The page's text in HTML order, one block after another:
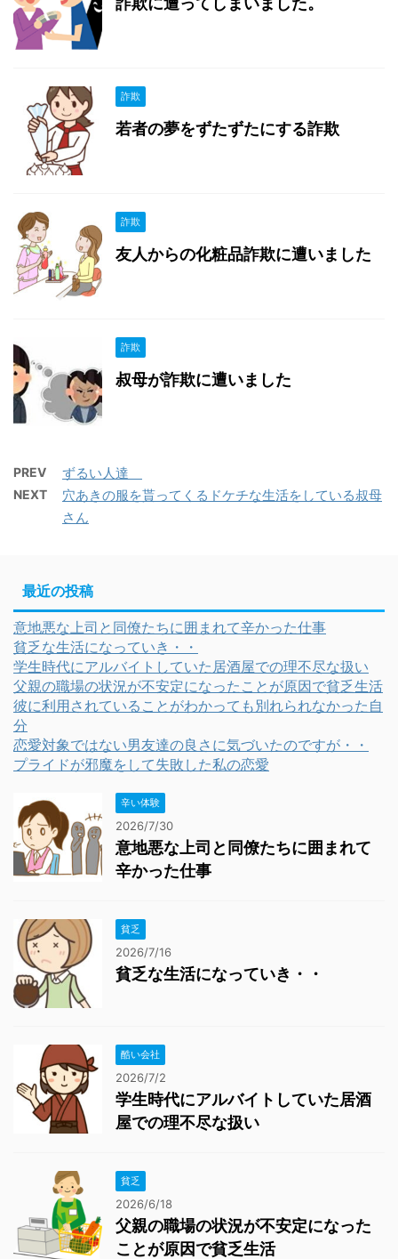
詐欺
若者の夢をずたずたにする詐欺
詐欺
友人からの化粧品詐欺に遭いました
詐欺
叔母が詐欺に遭いました
PREV ずるい人達
NEXT
穴あきの服を貰ってくるドケチな生活をしている叔母
さん
最近の投稿
意地悪な上司と同僚たちに囲まれて辛かった仕事
貧乏な生活になっていき・・
学生時代にアルバイトしていた居酒屋での理不尽な扱い
父親の職場の状況が不安定になったことが原因で貧乏生活
彼に利用されていることがわかっても別れられなかった自
分
恋愛対象ではない男友達の良さに気づいたのですが・・
プライドが邪魔をして失敗した私の恋愛
辛い体験
2026/7/30
意地悪な上司と同僚たちに囲まれて
辛かった仕事
貧乏
2026/7/16
貧乏な生活になっていき・・
酷い会社
2026/7/2
学生時代にアルバイトしていた居酒
屋での理不尽な扱い
貧乏
2026/6/18
父親の職場の状況が不安定になった
ことが原因で貧乏生活